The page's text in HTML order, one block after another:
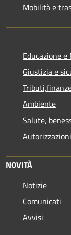
Mobilità e
Educazione
Giustizia e
Ambiente
Salute,
Autorizzazioni
NOVITÀ
Notizie
Comunicati
Avvisi